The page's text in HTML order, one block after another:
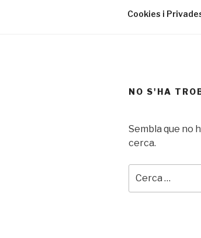
Cookies i
NO S'HA
Sembla que no
cerca.